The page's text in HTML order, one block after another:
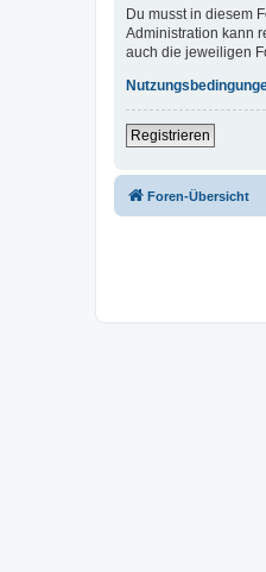
Du musst in diesem
Administration kann
auch die jeweiligen
Registrieren
Foren-Übersicht